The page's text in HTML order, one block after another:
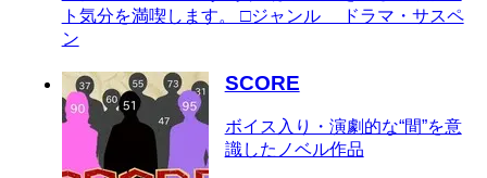
ト気分を満喫します。 □ジャンル ドラマ・サスペ
ン
SCORE
ボイス入り・演劇的な“間”を意
識したノベル作品